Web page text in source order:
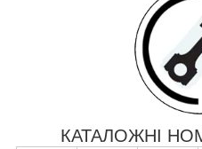
КАТАЛОЖНІ